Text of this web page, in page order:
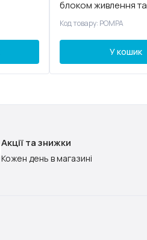
блоком живлення та
датчиками тиску
Код товару: POMPA
У кошик
Акції та знижки
Кожен день в магазині